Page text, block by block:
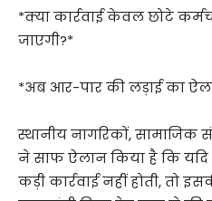
*क्या कार्रवाई केवल छोटे
जाएगी?*
*अब आर-पार की लड़ाई का
स्थानीय नागरिकों, सामाजिक
ने साफ ऐलान किया है कि
कड़ी कार्रवाई नहीं होती, तो